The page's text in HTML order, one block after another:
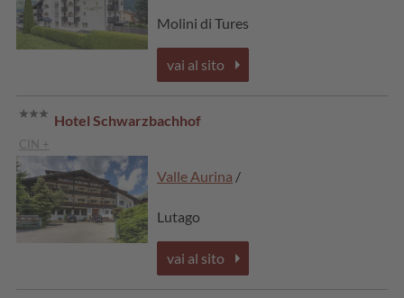
Molini di Tures
vai al sito
Hotel Schwarzbachhof
CIN +
Valle Aurina /
Lutago
vai al sito